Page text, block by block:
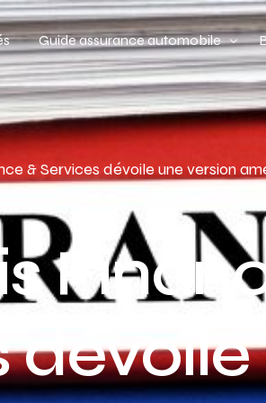
Guide assurance automobile
Types de véhicules
Profil de conducteur
& Services dévoile une version